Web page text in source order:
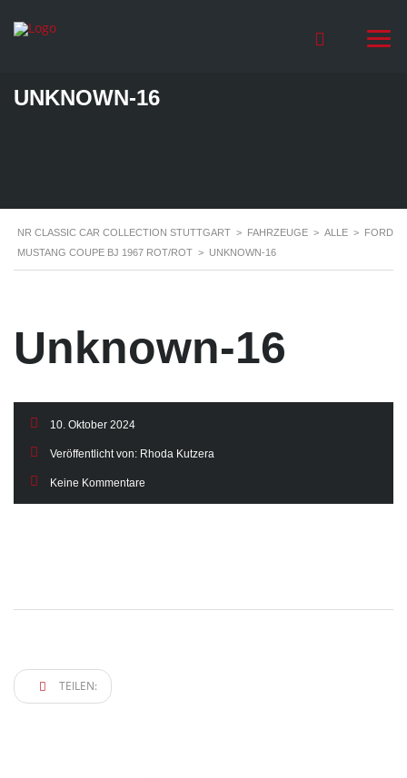
UNKNOWN-16
NR CLASSIC CAR COLLECTION STUTTGART > FAHRZEUGE > ALLE > FORD
MUSTANG COUPE BJ 1967 ROT/ROT > UNKNOWN-16
Unknown-16
10. Oktober 2024
Veröffentlicht von: Rhoda Kutzera
Keine Kommentare
TEILEN: